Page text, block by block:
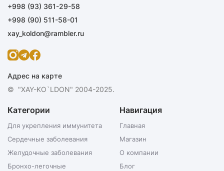
+998 (93) 361-29-58
+998 (90) 511-58-01
xay_koldon@rambler.ru
Адрес на карте
© "XAY-KO`LDON" 2004-2025.
Навигация
Главная
Магазин
О компании
Блог
Категории
Для укрепления иммунитета
Сердечные заболевания
Желудочные заболевания
Бронхо-легочные